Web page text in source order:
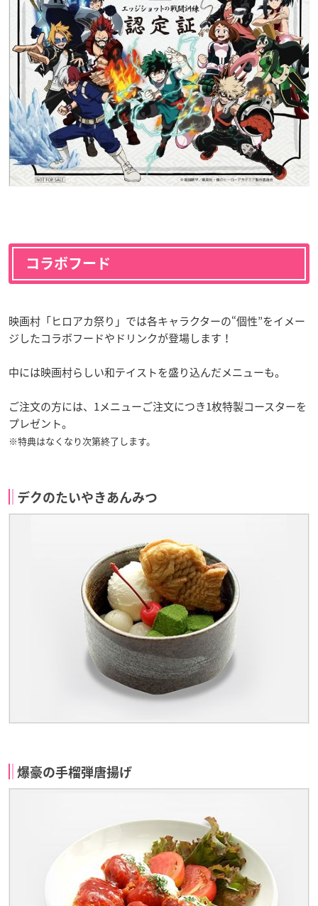
コラボフード
映画村「ヒロアカ祭り」では各キャラクターの“個性”をイメー
ジしたコラボフードやドリンクが登場します！
中には映画村らしい和テイストを盛り込んだメニューも。
ご注文の方には、1メニューご注文につき1枚特製コースターを
プレゼント。
※特典はなくなり次第終了します。
デクのたいやきあんみつ
爆豪の手榴弾唐揚げ